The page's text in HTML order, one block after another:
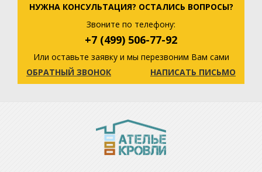
НУЖНА КОНСУЛЬТАЦИЯ? ОСТАЛИСЬ ВОПРОСЫ?
Звоните по телефону:
+7 (499) 506-77-92
Или оставьте заявку и мы перезвоним Вам сами
ОБРАТНЫЙ ЗВОНОК
НАПИСАТЬ ПИСЬМО